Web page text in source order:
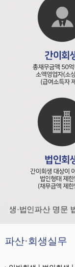
·법인파산 명문 법
파산·회생실무